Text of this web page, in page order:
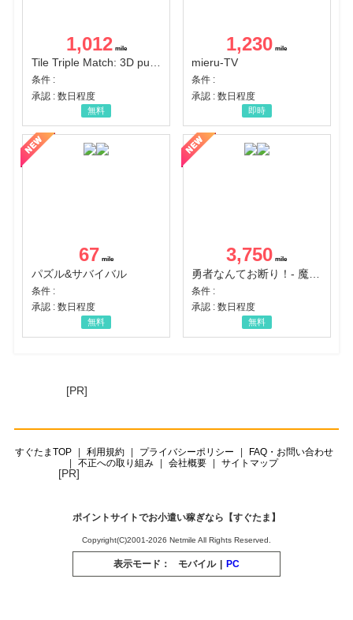
1,012
Tile Triple Match: 3D puzzle
条件 :
承認 : 数日程度
無料
1,230
mieru-TV
条件 :
承認 : 数日程度
即時
67
パズル&サバイバル
条件 :
承認 : 数日程度
無料
3,750
条件 :
承認 : 数日程度
無料
[PR]
すぐたまTOP 利用規約 プライバシーポリシー
FAQ・お問い合わせ
不正への取り組み
会社概要 サイトマップ
[PR]
ポイントサイトでお小遣い稼ぎなら【すぐたま】
Copyright(C)2001-2026 Netmile All Rights Reserved.
表示モード： モバイル | PC